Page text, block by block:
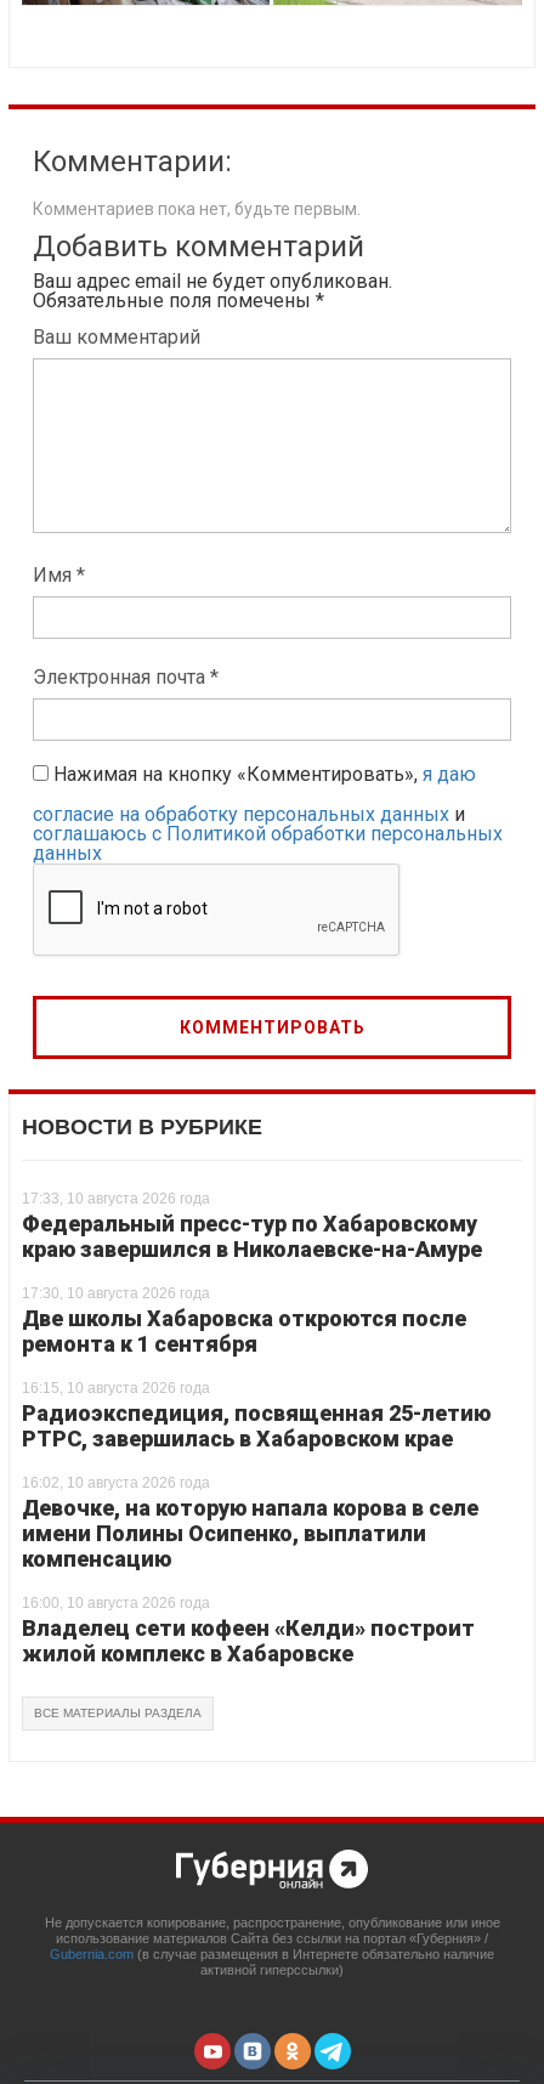
Комментарии:
Комментариев пока нет, будьте первым.
Добавить комментарий
Ваш адрес email не будет опубликован.
Обязательные поля помечены *
Ваш комментарий
Имя *
Электронная почта *
Нажимая на кнопку «Комментировать», я даю
согласие на обработку персональных данных и
соглашаюсь с Политикой обработки персональных
данных
НОВОСТИ В РУБРИКЕ
17:33, 10 августа 2026 года
Федеральный пресс-тур по Хабаровскому
краю завершился в Николаевске-на-Амуре
17:30, 10 августа 2026 года
Две школы Хабаровска откроются после
ремонта к 1 сентября
16:15, 10 августа 2026 года
Радиоэкспедиция, посвященная 25-летию
РТРС, завершилась в Хабаровском крае
16:02, 10 августа 2026 года
Девочке, на которую напала корова в селе
имени Полины Осипенко, выплатили
компенсацию
16:00, 10 августа 2026 года
Владелец сети кофеен «Келди» построит
жилой комплекс в Хабаровске
ВСЕ МАТЕРИАЛЫ РАЗДЕЛА
Не допускается копирование, распространение, опубликование или иное
использование материалов Сайта без ссылки на портал «Губерния» /
Gubernia.com (в случае размещения в Интернете обязательно наличие
активной гиперссылки)